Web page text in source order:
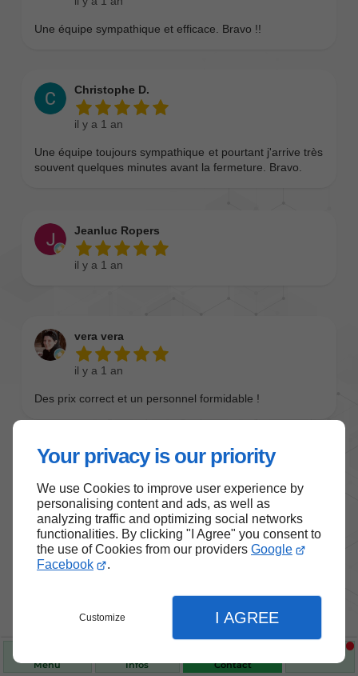
Your privacy is our priority
We use Cookies to improve user experience by
personalising content and ads, as well as
analyzing traffic and optimizing social networks
functionalities. By clicking "I Agree" you consent to
the use of Cookies from our providers Google
Facebook
.
Customize I AGREE
Menu Infos Contact
Nos produits de santé et de